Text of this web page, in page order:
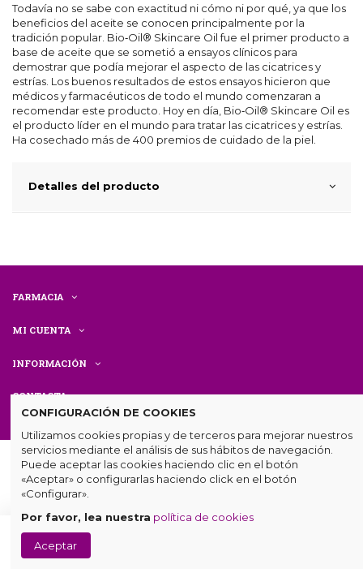
Todavía no se sabe con exactitud ni cómo ni por qué, ya que los
beneficios del aceite se conocen principalmente por la
tradición popular. Bio‑Oil® Skincare Oil fue el primer producto a
base de aceite que se sometió a ensayos clínicos para
demostrar que podía mejorar el aspecto de las cicatrices y
estrías. Los buenos resultados de estos ensayos hicieron que
médicos y farmacéuticos de todo el mundo comenzaran a
recomendar este producto. Hoy en día, Bio‑Oil® Skincare Oil es
el producto líder en el mundo para tratar las cicatrices y estrías.
Ha cosechado más de 400 premios de cuidado de la piel.
Detalles del producto
FARMACIA
MI CUENTA
INFORMACIÓN
CONTACTA
© Farmacia Centenaria. Todos los derechos reservados.
CONFIGURACIÓN DE COOKIES
Utilizamos cookies propias y de terceros para mejorar nuestros
servicios mediante el análisis de sus hábitos de navegación.
Puede aceptar las cookies haciendo clic en el botón
«Aceptar» o configurarlas haciendo click en el botón
«Configurar».
Por favor, lea nuestra política de cookies
Aceptar